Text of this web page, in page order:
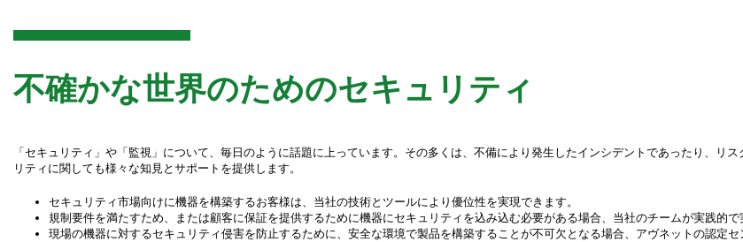
不確かな世界のためのセキュリティ
「セキュリティ」や「監視」について、毎日のように話題に上っています。その多くは、不備により発生したインシデントであったり、リ
リティに関しても様々な知見とサポートを提供します。
セキュリティ市場向けに機器を構築するお客様は、当社の技術とツールにより優位性を実現できます。
規制要件を満たすため、または顧客に保証を提供するために機器にセキュリティを込み込む必要がある場合、当社のチームが実践的
現場の機器に対するセキュリティ侵害を防止するために、安全な環境で製品を構築することが不可欠となる場合、アヴネットの認定